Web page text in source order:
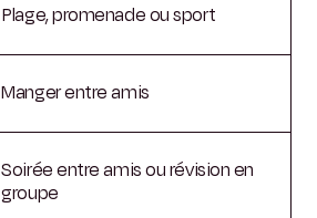
Plage, promenade ou sport
Manger entre amis
Soirée entre amis ou révision en
groupe